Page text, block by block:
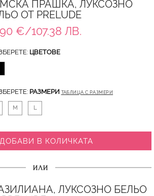
ПРАШКА, ЛУКСОЗНО
ОТ PRELUDE
€/107.38 ЛВ.
ЦВЕТОВЕ
РАЗМЕРИ ТАБЛИЦА С РАЗМЕРИ
M L
ДОБАВИ В КОЛИЧКАТА
ИЛИ
ЛУКСОЗНО БЕЛЬО